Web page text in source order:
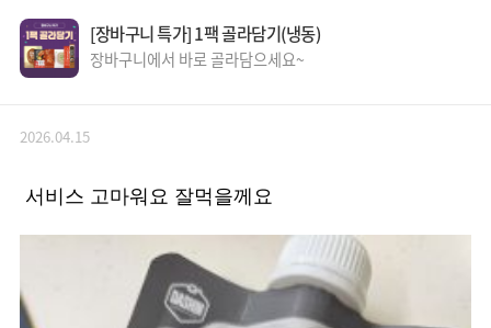
[장바구니 특가] 1팩 골라담기(냉동)
장바구니에서 바로 골라담으세요~
2026.04.15
서비스 고마워요 잘먹을께요